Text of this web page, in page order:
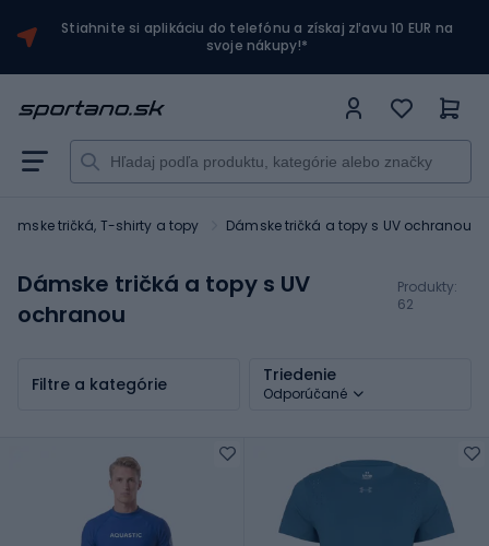
Stiahnite si aplikáciu do telefónu a získaj zľavu 10 EUR na
svoje nákupy!*
Dámske tričká, T-shirty a topy Dámske tričká a topy s UV ochranou
Dámske tričká a topy s UV
ochranou
Produkty:
62
Filtre a kategórie Triedenie
Odporúčané